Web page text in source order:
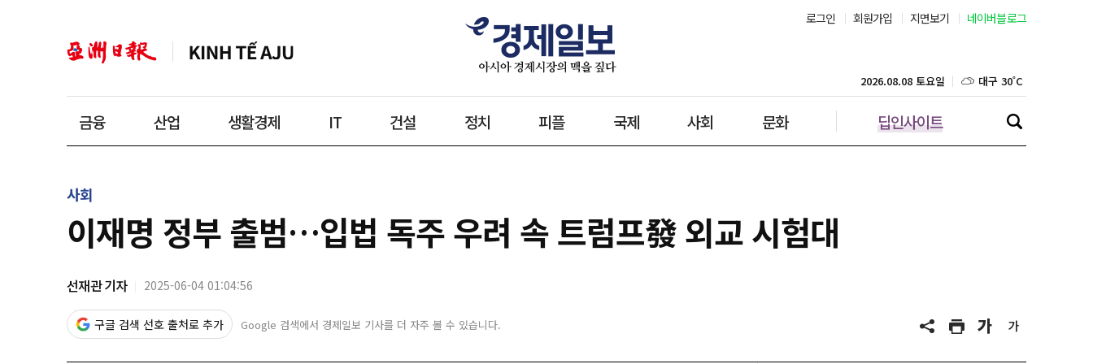
로그인 회원가입 지면보기 네이버블로그
금융 산업 생활경제 IT 건설 정치 피플 국제 사회 문화 딥인사이트
2026.08.08 토요일 대구 30˚C
인천 29˚C
제주 30˚C
사회
이재명 정부 출범…입법 독주 우려 속 트럼프發 외교 시험대
선재관 기자 2025-06-04 01:04:56
구글 검색 선호 출처로 추가 Google 검색에서 경제일보 기사를 더 자주 볼 수 있습니다.